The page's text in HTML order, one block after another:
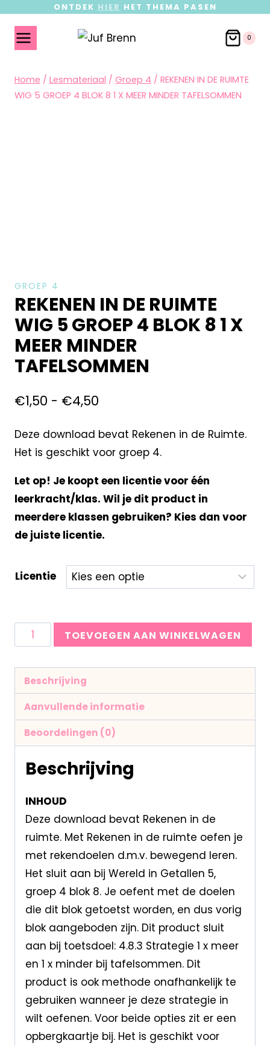
ONTDEK HIER HET THEMA PASEN
0
Home / Lesmateriaal / Groep 4 / REKENEN IN DE RUIMTE
WIG 5 GROEP 4 BLOK 8 1 X MEER MINDER TAFELSOMMEN
GROEP 4
REKENEN IN DE RUIMTE
WIG 5 GROEP 4 BLOK 8 1 X
MEER MINDER
TAFELSOMMEN
€1,50 - €4,50
Deze download bevat Rekenen in de Ruimte.
Het is geschikt voor groep 4.
Let op! Je koopt een licentie voor één
leerkracht/klas. Wil je dit product in
meerdere klassen gebruiken? Kies dan voor
de juiste licentie.
Licentie
TOEVOEGEN AAN WINKELWAGEN
Beschrijving
Aanvullende informatie
Beoordelingen (0)
Beschrijving
INHOUD
Deze download bevat Rekenen in de
ruimte. Met Rekenen in de ruimte oefen je
met rekendoelen d.m.v. bewegend leren.
Het sluit aan bij Wereld in Getallen 5,
groep 4 blok 8. Je oefent met de doelen
die dit blok getoetst worden, en dus vorig
blok aangeboden zijn. Dit product sluit
aan bij toetsdoel: 4.8.3 Strategie 1 x meer
en 1 x minder bij tafelsommen. Dit
product is ook methode onafhankelijk te
gebruiken wanneer je deze strategie in
wilt oefenen. Voor beide opties zit er een
opbergkaartje bij. Het is geschikt voor